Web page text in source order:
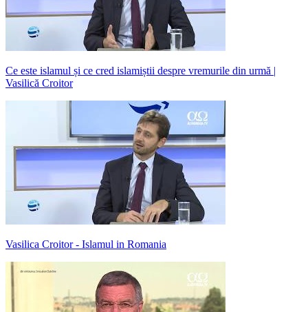
Ce este islamul și ce cred islamiștii despre vremurile din urmă |
Vasilică Croitor
Vasilica Croitor - Islamul in Romania